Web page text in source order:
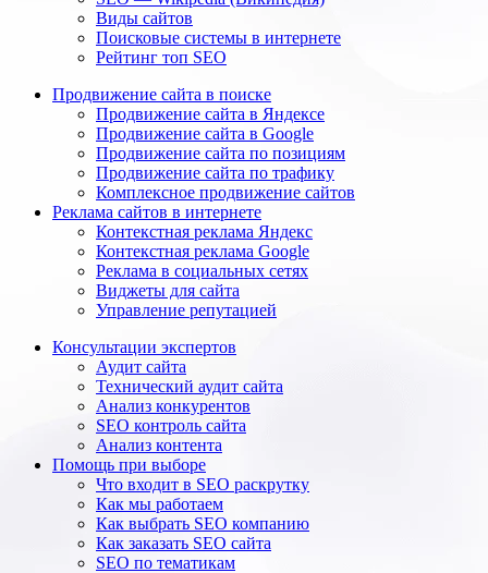
Виды сайтов
Поисковые системы в интернете
Рейтинг топ SEO
Продвижение сайта в поиске
Продвижение сайта в Яндексе
Продвижение сайта в Google
Продвижение сайта по позициям
Продвижение сайта по трафику
Комплексное продвижение сайтов
Реклама сайтов в интернете
Контекстная реклама Яндекс
Контекстная реклама Google
Реклама в социальных сетях
Виджеты для сайта
Управление репутацией
Консультации экспертов
Аудит сайта
Технический аудит сайта
Анализ конкурентов
SEO контроль сайта
Анализ контента
Помощь при выборе
Что входит в SEO раскрутку
Как мы работаем
Как выбрать SEO компанию
Как заказать SEO сайта
SEO по тематикам